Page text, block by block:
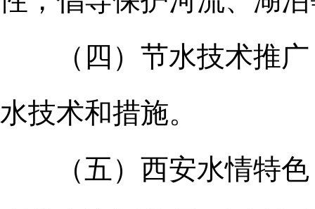
（四）节水技术推广
水技术和措施。
（五）西安水情特色